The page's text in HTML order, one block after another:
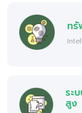
ท
ระ
สูง